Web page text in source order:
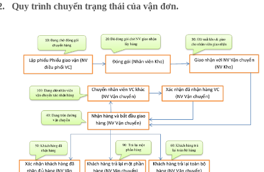
Quy trình chuyển trạng thái của vận đơn.